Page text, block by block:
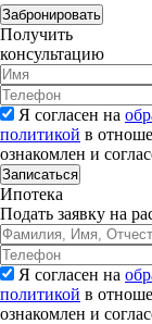
Забронировать
Получить
консультацию
Я согласен на
политикой в
ознакомлен и
Записаться
Ипотека
Подать заявку на
Я согласен на
политикой в
ознакомлен и